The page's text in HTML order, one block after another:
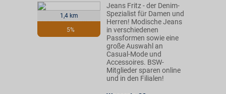
1,4 km
5%
Jeans Fritz - der Denim-
Spezialist für Damen und
Herren! Modische Jeans
in verschiedenen
Passformen sowie eine
große Auswahl an
Casual-Mode und
Accessoires. BSW-
Mitglieder sparen online
und in den Filialen!